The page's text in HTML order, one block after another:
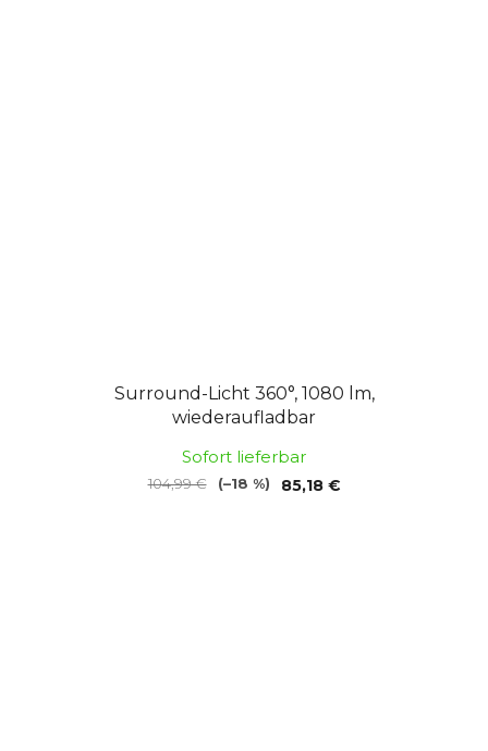
Surround-Licht 360°, 1080 lm,
wiederaufladbar
Sofort lieferbar
85,18 €
104,99 € (–18 %)